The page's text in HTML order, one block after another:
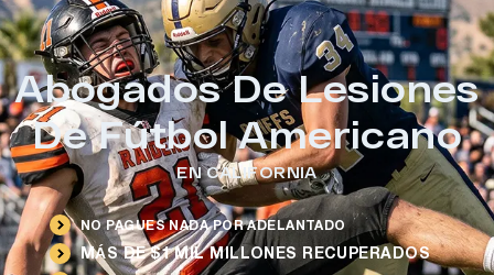
Abogados De Lesiones
De Fútbol Americano
EN CALIFORNIA
NO PAGUES NADA POR ADELANTADO
MÁS DE $1 MIL MILLONES RECUPERADOS